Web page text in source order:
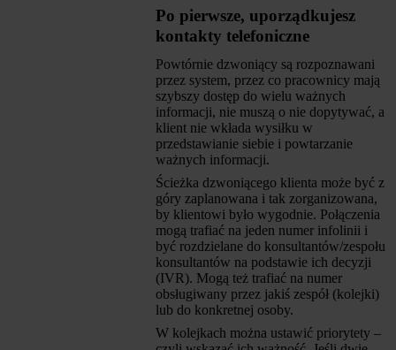
Po pierwsze, uporządkujesz
kontakty telefoniczne
Powtórnie dzwoniący są rozpoznawani
przez system, przez co pracownicy mają
szybszy dostęp do wielu ważnych
informacji, nie muszą o nie dopytywać, a
klient nie wkłada wysiłku w
przedstawianie siebie i powtarzanie
ważnych informacji.
Ścieżka dzwoniącego klienta może być z
góry zaplanowana i tak zorganizowana,
by klientowi było wygodnie. Połączenia
mogą trafiać na jeden numer infolinii i
być rozdzielane do konsultantów/zespołu
konsultantów na podstawie ich decyzji
(IVR). Mogą też trafiać na numer
obsługiwany przez jakiś zespół (kolejki)
lub do konkretnej osoby.
W kolejkach można ustawić priorytety –